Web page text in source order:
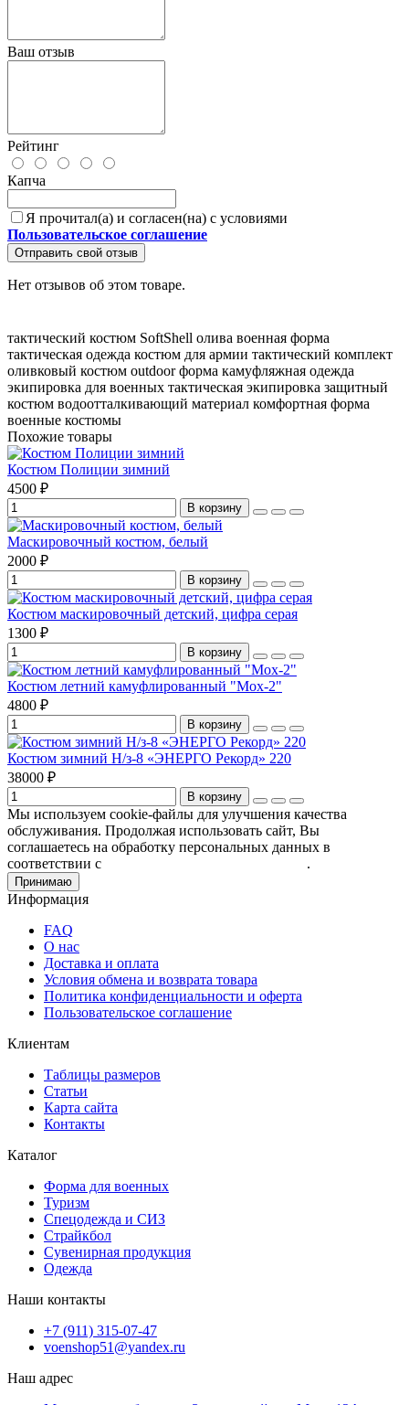
Ваш отзыв
Рейтинг
Капча
Я прочитал(а) и согласен(на) с условиями
Пользовательское соглашение
Отправить свой отзыв
Нет отзывов об этом товаре.
тактический костюм SoftShell олива военная форма
тактическая одежда костюм для армии тактический комплект
оливковый костюм outdoor форма камуфляжная одежда
экипировка для военных тактическая экипировка защитный
костюм водоотталкивающий материал комфортная форма
военные костюмы
Похожие товары
Костюм Полиции зимний
4500 ₽
В корзину
Маскировочный костюм, белый
2000 ₽
В корзину
Костюм маскировочный детский, цифра серая
1300 ₽
В корзину
Костюм летний камуфлированный "Мох-2"
4800 ₽
В корзину
Костюм зимний Н/з-8 «ЭНЕРГО Рекорд» 220
38000 ₽
В корзину
Мы используем cookie-файлы для улучшения качества
обслуживания. Продолжая использовать сайт, Вы
соглашаетесь на обработку персональных данных в
соответствии с
.
Принимаю
Информация
FAQ
О нас
Доставка и оплата
Условия обмена и возврата товара
Политика конфиденциальности и оферта
Пользовательское соглашение
Клиентам
Таблицы размеров
Статьи
Карта сайта
Контакты
Каталог
Форма для военных
Туризм
Спецодежда и СИЗ
Страйкбол
Сувенирная продукция
Одежда
Наши контакты
+7 (911) 315-07-47
voenshop51@yandex.ru
Наш адрес